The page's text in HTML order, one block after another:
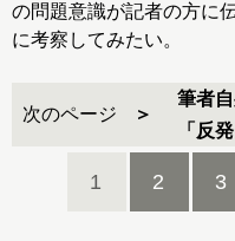
の問題意識が記者の方に
に考察してみたい。
次のページ
筆者
「反発
1 2 3